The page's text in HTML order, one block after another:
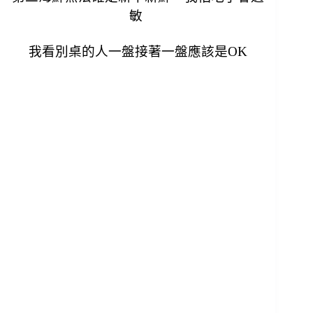
敏
我看別桌的人一盤接著一盤應該是OK